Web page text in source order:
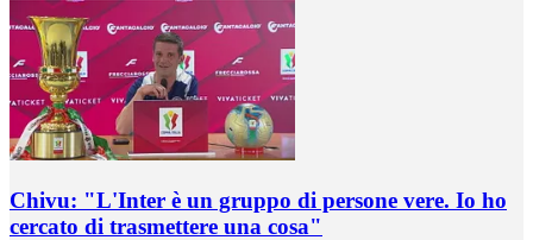
Chivu: "L'Inter è un gruppo di persone vere. Io ho
cercato di trasmettere una cosa"